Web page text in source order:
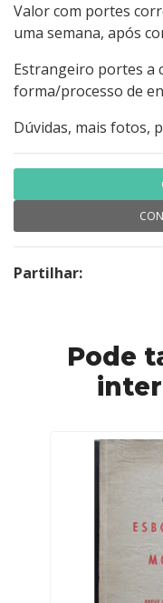
Valor com portes
uma semana, após
Estrangeiro portes a
forma/processo de
Dúvidas, mais fotos,
Partilhar:
Pode